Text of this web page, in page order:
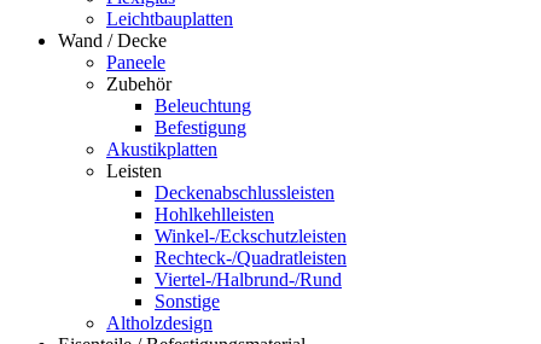
Leichtbauplatten
Wand / Decke
Paneele
Zubehör
Beleuchtung
Befestigung
Akustikplatten
Leisten
Deckenabschlussleisten
Hohlkehlleisten
Winkel-/Eckschutzleisten
Rechteck-/Quadratleisten
Viertel-/Halbrund-/Rund
Sonstige
Altholzdesign